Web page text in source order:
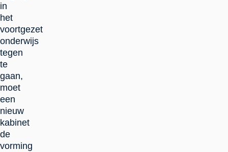
in
het
voortgezet
onderwijs
tegen
te
gaan,
moet
een
nieuw
kabinet
de
vorming